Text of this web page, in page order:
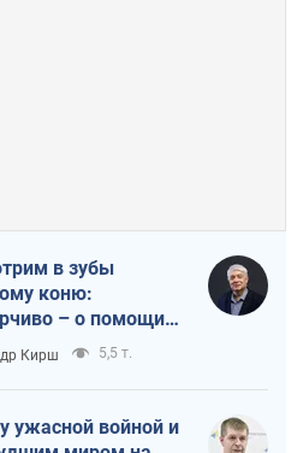
в зубы
коню:
– о помощи
Кирш 5,5 т.
ужасной войной и